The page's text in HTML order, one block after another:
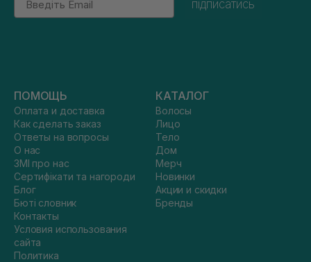
підписатись
ПОМОЩЬ
Оплата и доставка
Как сделать заказ
Ответы на вопросы
О нас
ЗМІ про нас
Сертифікати та нагороди
Блог
Бюті словник
Контакты
Условия использования
сайта
Политика
КАТАЛОГ
Волосы
Лицо
Тело
Дом
Мерч
Новинки
Акции и скидки
Бренды